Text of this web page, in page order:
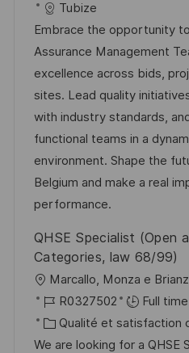
c
a
l
i
s
a
t
i
o
n
e
d
’
a
f
f
i
c
g
t
é
g
o
r
i
e
Tubize
Embrace the opportunity
Assurance Management
excellence across bids,
sites. Lead quality
with industry standards,
functional teams in a
environment. Shape the
Belgium and make a real
performance.
QHSE Specialist (Open
Categories, law 68/99)
o
c
a
Marcallo, Monza e
R
é
f
R0327502
Full time
C
a
Qualité et satisfaction
We are looking for a QHSE